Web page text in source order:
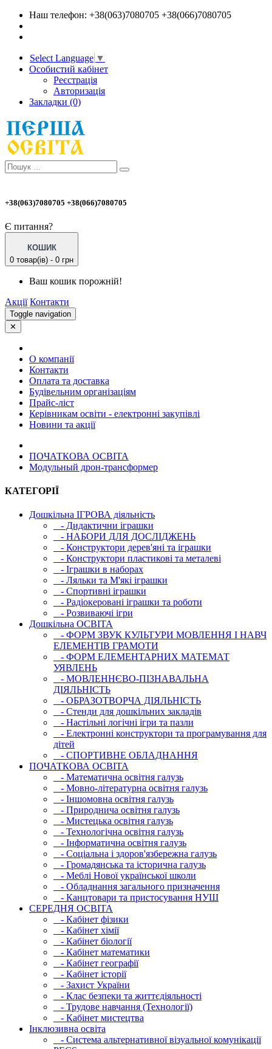
Наш телефон: +38(063)7080705 +38(066)7080705
Select Language ▼
Особистий кабінет
Реєстрація
Авторизація
Закладки (0)
+38(063)7080705 +38(066)7080705
Є питання?
КОШИК
0 товар(ів) - 0 грн
Ваш кошик порожній!
Акції Контакти
Toggle navigation
✕
О компанії
Контакти
Оплата та доставка
Будівельним організаціям
Прайс-ліст
Керівникам освіти - електронні закупівлі
Новини та акції
ПОЧАТКОВА ОСВIТА
Модульный дрон-трансформер
КАТЕГОРІЇ
Дошкільна ІГРОВА діяльність
- Дидактични іграшки
- НАБОРИ ДЛЯ ДОСЛІДЖЕНЬ
- Конструктори дерев'яні та іграшки
- Конструктори пластикові та металеві
- Іграшки в наборах
- Ляльки та М'які іграшки
- Спортивні іграшки
- Радіокеровані іграшки та роботи
- Розвиваючі ігри
Дошкільна ОСВIТА
- ФОРМ ЗВУК КУЛЬТУРИ МОВЛЕННЯ І НАВЧ
ЕЛЕМЕНТІВ ГРАМОТИ
- ФОРМ ЕЛЕМЕНТАРНИХ МАТЕМАТ
УЯВЛЕНЬ
- МОВЛЕННЄВО-ПІЗНАВАЛЬНА
ДІЯЛЬНІСТЬ
- ОБРАЗОТВОРЧА ДІЯЛЬНІСТЬ
- Стенди для дошкільних закладів
- Настільні логічні ігри та пазли
- Електронні конструктори та програмування для
дітей
- СПОРТИВНЕ ОБЛАДНАННЯ
ПОЧАТКОВА ОСВIТА
- Математична освітня галузь
- Мовно-літературна освітня галузь
- Iншомовна освітня галузь
- Природнича освітня галузь
- Мистецька освітня галузь
- Технологічна освітня галузь
- Інфopматична освітня галузь
- Соціальна і здоров'язбережна галузь
- Громадянська та історична галузь
- Меблі Нової української школи
- Обладнання загального призначення
- Канцтовари та пристосування НУШ
СЕРЕДНЯ ОСВIТА
- Кабінет фізики
- Кабінет хімії
- Кабінет біології
- Кабінет математики
- Кабінет географії
- Кабінет історії
- Захист України
- Клас безпеки та життєдіяльності
- Трудове навчання (Технології)
- Кабінет мистецтва
Інклюзивна освіта
- Система альтернативної візуальної комунікації